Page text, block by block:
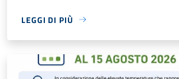
LEGGI DI PIÙ